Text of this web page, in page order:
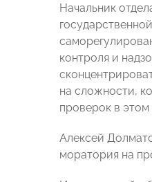
Начальник
контроля и
на сложности,
проверок в этом
Алексей
моратория на